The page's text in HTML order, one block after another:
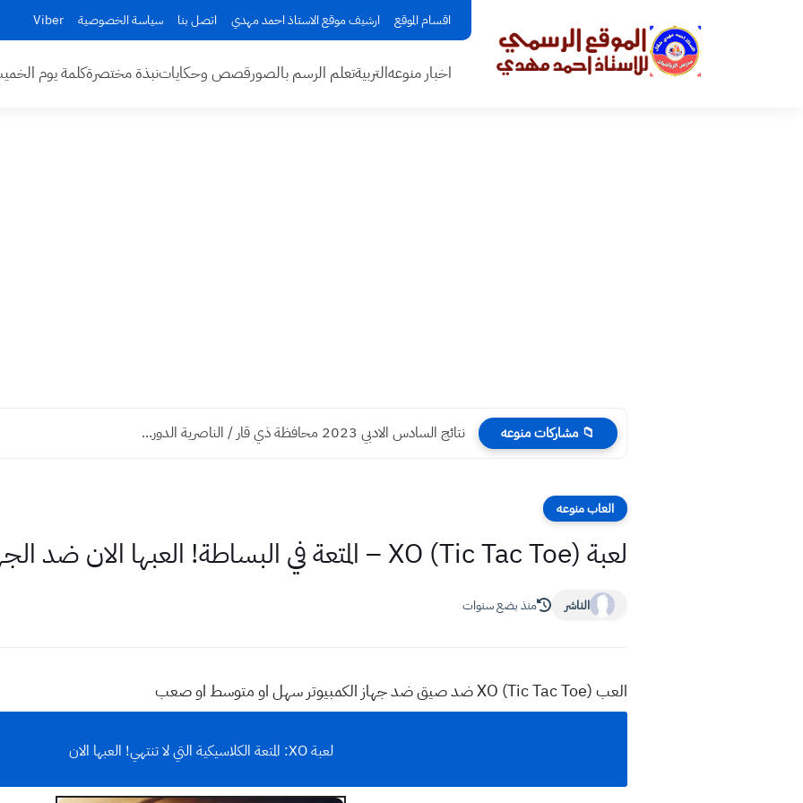
اقسام الموقع ارشيف موقع الاستاذ احمد مهدي اتصل بنا سياسة الخصوصية Viber
اخبار منوعهالتربيةتعلم الرسم بالصورقصص وحكاياتنبذة مختصرةكلمة يوم
📁 مشاركات منوعه نتائج السادس الادبي 2023 محافظة ذي قار / الناصرية الدور...
العاب منوعه
لعبة XO (Tic Tac Toe) – المتعة في البساطة! العبها الان ضد الجهاز او مع صديق
الناشر منذ بضع سنوات
العب XO (Tic Tac Toe) ضد صيق ضد جهاز الكمبيوتر سهل او متوسط او صعب
لعبة XO: المتعة الكلاسيكية التي لا تنتهي! العبها الان